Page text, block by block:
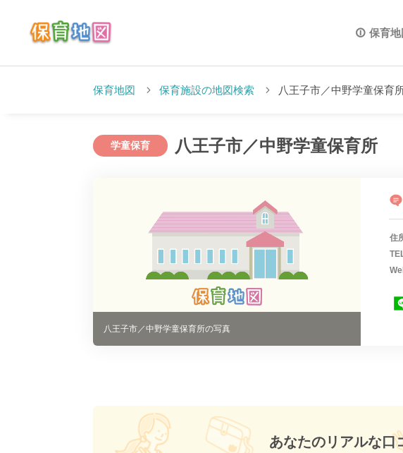
保育地
保育地図 保育施設の地図検索 八王子市／中野学童保育
学童保育 八王子市／中野学童保育所
八王子市／中野学童保育所の写真
住
あなたのリアルな口